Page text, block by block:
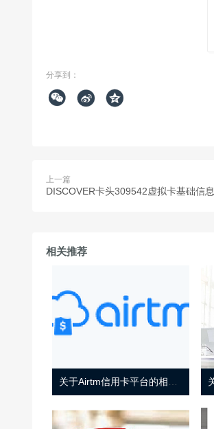
分享到：
  
上一篇
DISCOVER卡头309542虚拟卡基础信息
相关推荐